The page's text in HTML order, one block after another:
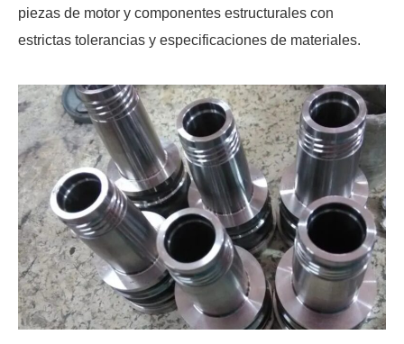
piezas de motor y componentes estructurales con
estrictas tolerancias y especificaciones de materiales.